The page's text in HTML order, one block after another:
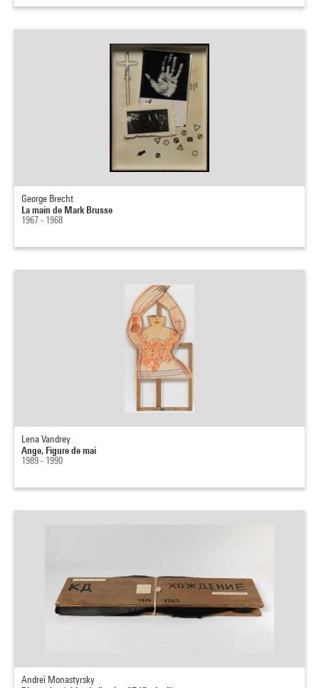
George Brecht
La main de Mark Brusse
1967 - 1968
Lena Vandrey
Ange, Figure de mai
1989 - 1990
Andreï Monastyrsky